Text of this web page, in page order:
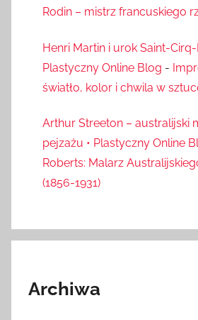
Rodin – mistrz francuskiego
Henri Martin i urok Saint-
Plastyczny Online Blog -
światło, kolor i chwila w
Arthur Streeton – australijski
pejzażu • Plastyczny Online
Roberts: Malarz
(1856-1931)
Archiwa